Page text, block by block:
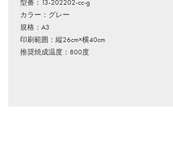
型番：13-202202-cc-g
カラー：グレー
規格：A3
印刷範囲：縦26cm×横40cm
推奨焼成温度：800度